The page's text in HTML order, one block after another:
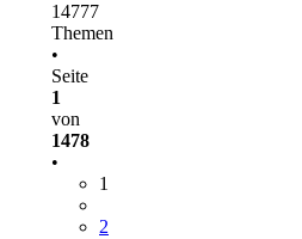
14777
Themen
•
Seite
1
von
1478
•
1
2